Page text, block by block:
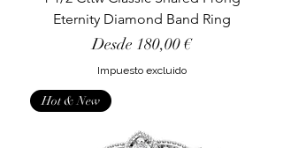
Eternity Diamond Band Ring
Desde 180,00 €
Precio de oferta
Impuesto excluido
Hot & New